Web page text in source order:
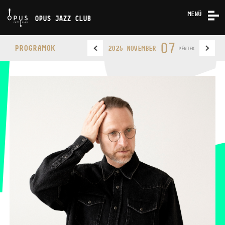
OPUS JAZZ CLUB
MENÜ
KAPCSOLAT
OPUS JAZZ CLUB TELEFON
JEGYPÉNZTÁR
NYITVA TARTÁSA
PROGRAMOK 2025 NOVEMBER 07 PÉNTEK